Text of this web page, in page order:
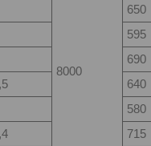
8000
650
595
690
640
580
715